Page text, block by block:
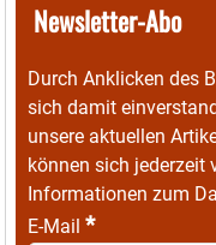
Newsletter-Abo
Durch Anklicken des
sich damit
unsere aktuellen
können sich jederzeit
Informationen zum
E-Mail *